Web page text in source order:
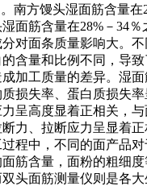
。南方馒头湿面筋含量
湿面筋含量在28%－34％
条质量影响大。不同
含量和比例不同，导
加工质量的差异。湿
质损失率、蛋白质损
呈高度显着正相关，与
拉断力、拉断应力呈显着正相
中，不同的面产品对
面筋含量，面粉的粗细
双头面筋测量仪则是各